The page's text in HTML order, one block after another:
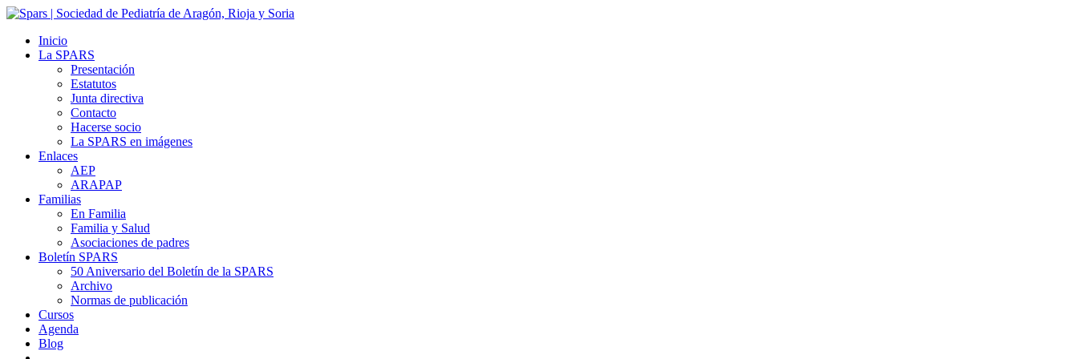
Inicio
La SPARS
Presentación
Estatutos
Junta directiva
Contacto
Hacerse socio
La SPARS en imágenes
Enlaces
AEP
ARAPAP
Familias
En Familia
Familia y Salud
Asociaciones de padres
Boletín SPARS
50 Aniversario del Boletín de la SPARS
Archivo
Normas de publicación
Cursos
Agenda
Blog